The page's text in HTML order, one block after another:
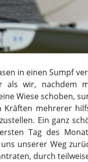
in einen Sumpf
als wir, nachdem
Wiese schoben,
mehrerer
Ein ganz
Tag des
unserer Weg
durch